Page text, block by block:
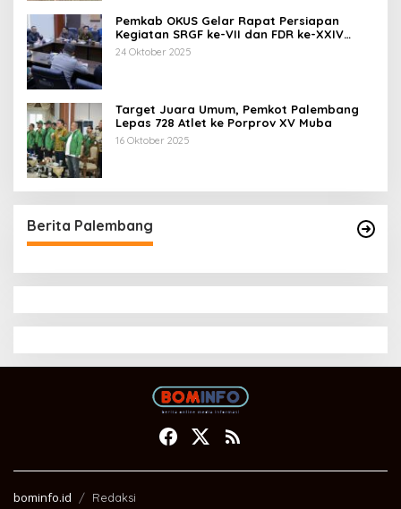
Pemkab OKUS Gelar Rapat Persiapan
Kegiatan SRGF ke-VII dan FDR ke-XXIV
Tahun 2025
24 Oktober 2025
Target Juara Umum, Pemkot Palembang
Lepas 728 Atlet ke Porprov XV Muba
16 Oktober 2025
Berita Palembang
bominfo.id Redaksi